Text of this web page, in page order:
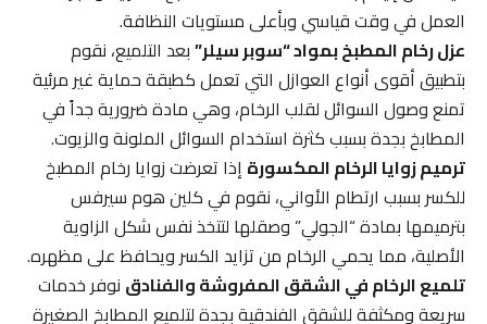
العمل في وقت قياسي وبأعلى مستويات النظافة.
عزل رخام المطبخ بمواد “سوبر سيلر”بعد التلميع، نقوم
بتطبيق أقوى أنواع العوازل التي تعمل كطبقة حماية غير مرئية
تمنع وصول السوائل لقلب الرخام، وهي مادة ضرورية جداً في
المطابخ بجدة بسبب كثرة استخدام السوائل الملونة والزيوت.
ترميم زوايا الرخام المكسورةإذا تعرضت زوايا رخام المطبخ
للكسر بسبب ارتطام الأواني، نقوم في كلين هوم سيرفس
بترميمها بمادة “الجولي” وصقلها لتتخذ نفس شكل الزاوية
الأصلية، مما يحمي الرخام من تزايد الكسر ويحافظ على مظهره.
تلميع الرخام في الشقق المفروشة والفنادقنوفر خدمات
سريعة ومكثفة للشقق الفندقية بجدة لتلميع المطابخ الصغيرة